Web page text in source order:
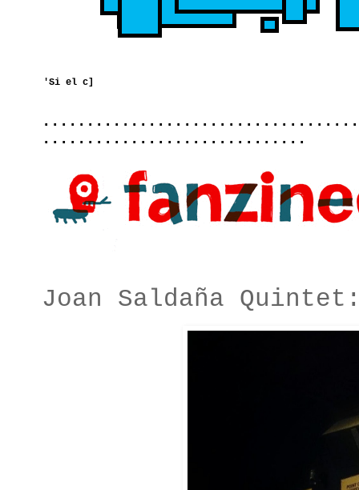
..............................
Joan Saldaña